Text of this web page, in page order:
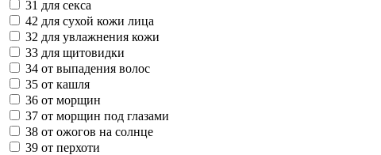
31 для секса
42 для сухой кожи лица
32 для увлажнения кожи
33 для щитовидки
34 от выпадения волос
35 от кашля
36 от морщин
37 от морщин под глазами
38 от ожогов на солнце
39 от перхоти